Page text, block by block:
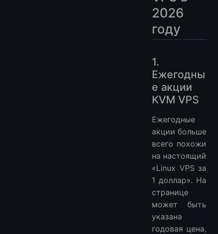
2026
году
1.
Ежегодны
е акции
KVM VPS
Ежегодные
акции больше
всего похожи
на настоящий
«Linux VPS за
1 доллар». На
странице
может быть
указана
годовая цена,